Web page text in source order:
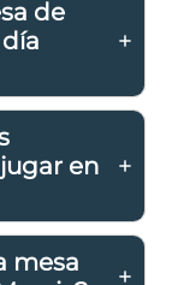
de
en
mesa